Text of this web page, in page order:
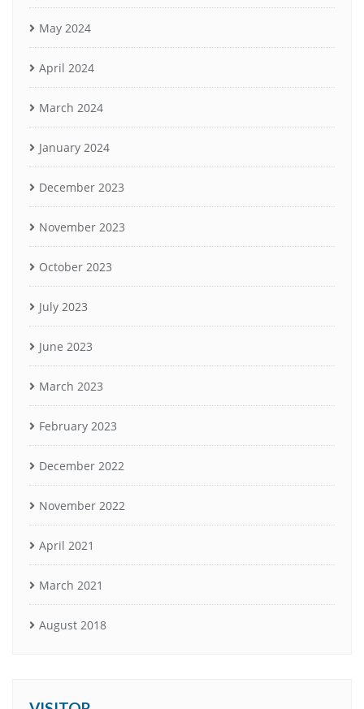
May 2024
April 2024
March 2024
January 2024
December 2023
November 2023
October 2023
July 2023
June 2023
March 2023
February 2023
December 2022
November 2022
April 2021
March 2021
August 2018